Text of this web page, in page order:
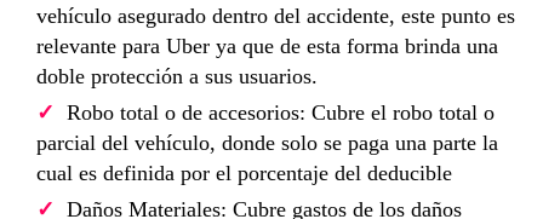
vehículo asegurado dentro del accidente, este punto es
relevante para Uber ya que de esta forma brinda una
doble protección a sus usuarios.
Robo total o de accesorios: Cubre el robo total o
parcial del vehículo, donde solo se paga una parte la
cual es definida por el porcentaje del deducible
Daños Materiales: Cubre gastos de los daños